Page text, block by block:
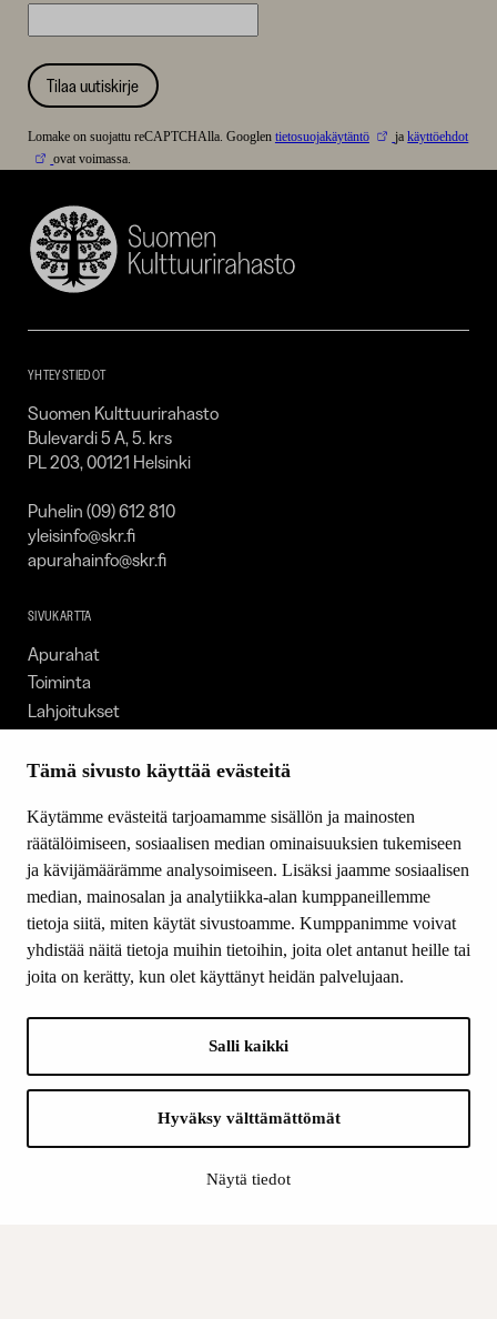
Tämä sivusto käyttää evästeitä
Käytämme evästeitä tarjoamamme sisällön ja mainosten
räätälöimiseen, sosiaalisen median ominaisuuksien tukemiseen
ja kävijämäärämme analysoimiseen. Lisäksi jaamme sosiaalisen
median, mainosalan ja analytiikka-alan kumppaneillemme
tietoja siitä, miten käytät sivustoamme. Kumppanimme voivat
yhdistää näitä tietoja muihin tietoihin, joita olet antanut heille tai
joita on kerätty, kun olet käyttänyt heidän palvelujaan.
Salli kaikki
Hyväksy välttämättömät
Näytä tiedot
Tilaa uutiskirje
Lomake on suojattu reCAPTCHAlla. Googlen tietosuojakäytäntö jakäyttöehdot
ovat voimassa.
Suomen
Kulttuurirahasto
YHTEYSTIEDOT
Suomen Kulttuurirahasto
Bulevardi 5 A, 5. krs
PL 203, 00121 Helsinki
Puhelin (09) 612 810
yleisinfo@skr.fi
apurahainfo@skr.fi
SIVUKARTTA
Apurahat
Toiminta
Lahjoitukset
Ajankohtaista
Yhteystiedot
SEURAA MEITÄ
Facebook
Instagram
LinkedIn
Suomen Kulttuurirahasto: